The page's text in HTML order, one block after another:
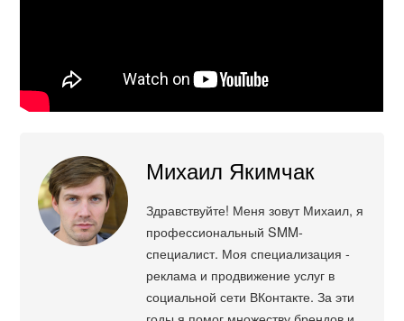
Михаил Якимчак
Здравствуйте! Меня зовут Михаил, я
профессиональный SMM-
специалист. Моя специализация -
реклама и продвижение услуг в
социальной сети ВКонтакте. За эти